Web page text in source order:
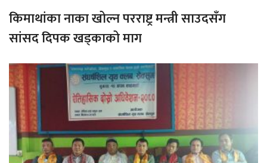
किमाथांका नाका खोल्न परराष्ट्र मन्त्री साउदसँग
सांसद दिपक खड्काको माग